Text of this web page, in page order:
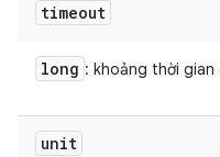
timeout
long : khoảng thời
unit